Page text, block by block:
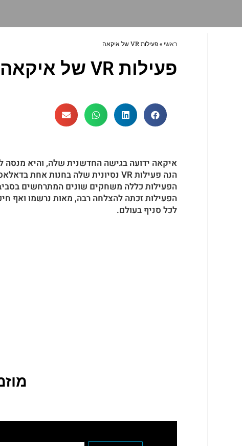
ראשי »פעילות VR של איקאה
פעילות VR של איקאה
איקאה ידועה בגישה החדשנית שלה, והיא מנסה
הנה פעילות VR נסיונית שלה בחנות אחת בדאלאס, במטרה לחשוף את הלקוחות לפונקציות השונות החבויות במוצרים, זאת בעזרת VR.
הפעילות כללה משחקים שונים המתרחשים
הפעילות זכתה להצלחה רבה, מאות נרשמו ואף
לכל סניף בעולם.